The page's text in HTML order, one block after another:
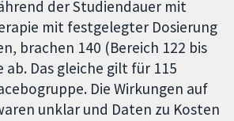
der Studiendauer mit
mit festgelegter Dosierung
brachen 140 (Bereich 122 bis
ab. Das gleiche gilt für 115
Die Wirkungen auf
unklar und Daten zu Kosten